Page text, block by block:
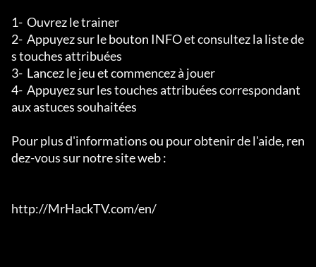
1-  Ouvrez le trainer
2-  Appuyez sur le bouton INFO et consultez la liste de
s touches attribuées
3-  Lancez le jeu et commencez à jouer
4-  Appuyez sur les touches attribuées correspondant
aux astuces souhaitées
Pour plus d'informations ou pour obtenir de l'aide, ren
dez-vous sur notre site web :
http://MrHackTV.com/en/